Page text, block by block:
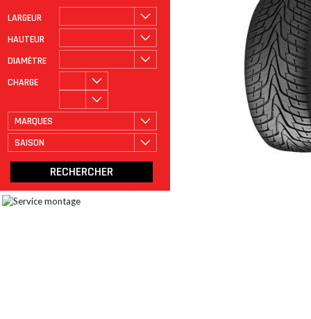
LARGEUR
HAUTEUR
DIAMÈTRE
CHARGE
MARQUES
SAISON
ROULAGE À PLAT